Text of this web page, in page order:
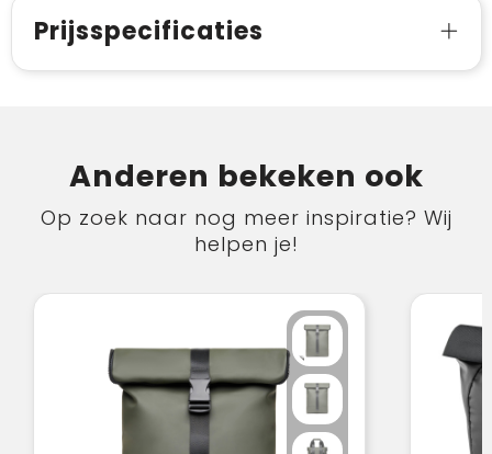
Prijsspecificaties
Anderen bekeken ook
Op zoek naar nog meer inspiratie? Wij
helpen je!